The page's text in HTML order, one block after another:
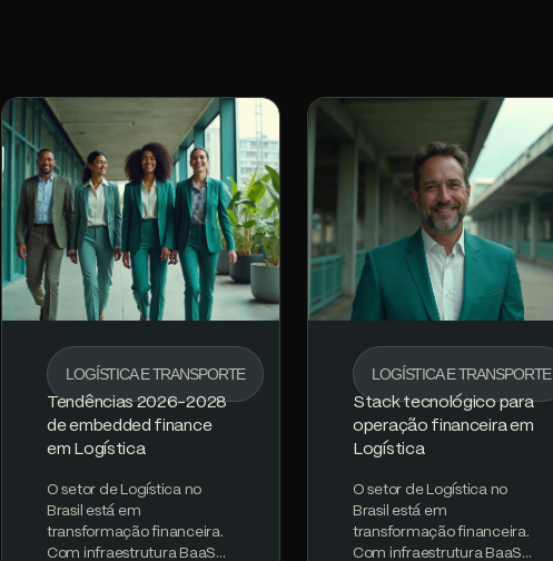
LOGÍSTICA E TRANSPORTE
Tendências 2026-2028
de embedded finance
em Logística
O setor de Logística no
Brasil está em
transformação financeira.
Com infraestrutura BaaS
LOGÍSTICA E TRANSPORTE
Stack tecnológico para
operação financeira em
Logística
O setor de Logística no
Brasil está em
transformação financeira.
Com infraestrutura BaaS